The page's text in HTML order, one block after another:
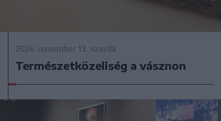
2024. november 13., szerda
Természetközeliség a vásznon